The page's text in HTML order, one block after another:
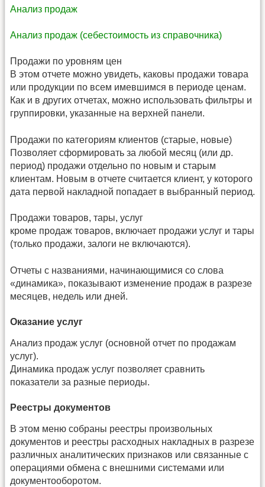
Анализ продаж
Анализ продаж (себестоимость из справочника)
Продажи по уровням цен
В этом отчете можно увидеть, каковы продажи товара
или продукции по всем имевшимся в периоде ценам.
Как и в других отчетах, можно использовать фильтры и
группировки, указанные на верхней панели.
Продажи по категориям клиентов (старые, новые)
Позволяет сформировать за любой месяц (или др.
период) продажи отдельно по новым и старым
клиентам. Новым в отчете считается клиент, у которого
дата первой накладной попадает в выбранный период.
Продажи товаров, тары, услуг
кроме продаж товаров, включает продажи услуг и тары
(только продажи, залоги не включаются).
Отчеты с названиями, начинающимися со слова
«динамика», показывают изменение продаж в разрезе
месяцев, недель или дней.
Оказание услуг
Анализ продаж услуг (основной отчет по продажам
услуг).
Динамика продаж услуг позволяет сравнить
показатели за разные периоды.
Реестры документов
В этом меню собраны реестры произвольных
документов и реестры расходных накладных в разрезе
различных аналитических признаков или связанные с
операциями обмена с внешними системами или
документооборотом.